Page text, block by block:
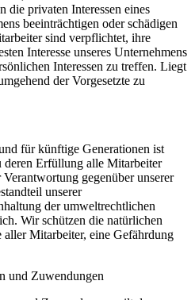
die privaten Interessen eines
beeinträchtigen oder schädigen
sind verpflichtet, ihre
Interesse unseres Unternehmens
Interessen zu treffen. Liegt
der Vorgesetzte zu
für künftige Generationen ist
Erfüllung alle Mitarbeiter
gegenüber unserer
unserer
der umweltrechtlichen
Wir schützen die natürlichen
aller Mitarbeiter, eine Gefährdung
und Zuwendungen